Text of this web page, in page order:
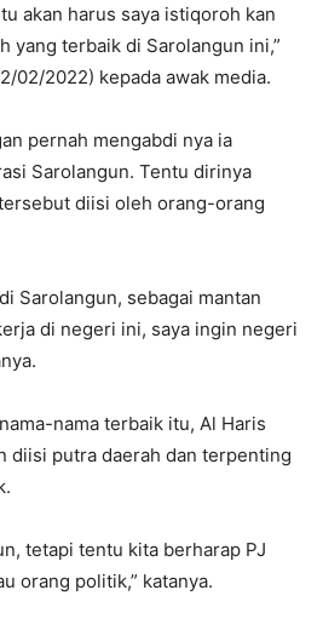
akan harus saya istiqoroh kan
yang terbaik di Sarolangun ini,”
02/2022) kepada awak media.
pernah mengabdi nya ia
Sarolangun. Tentu dirinya
diisi oleh orang-orang
Sarolangun, sebagai mantan
di negeri ini, saya ingin negeri
nama terbaik itu, Al Haris
diisi putra daerah dan terpenting
tetapi tentu kita berharap PJ
orang politik,” katanya.